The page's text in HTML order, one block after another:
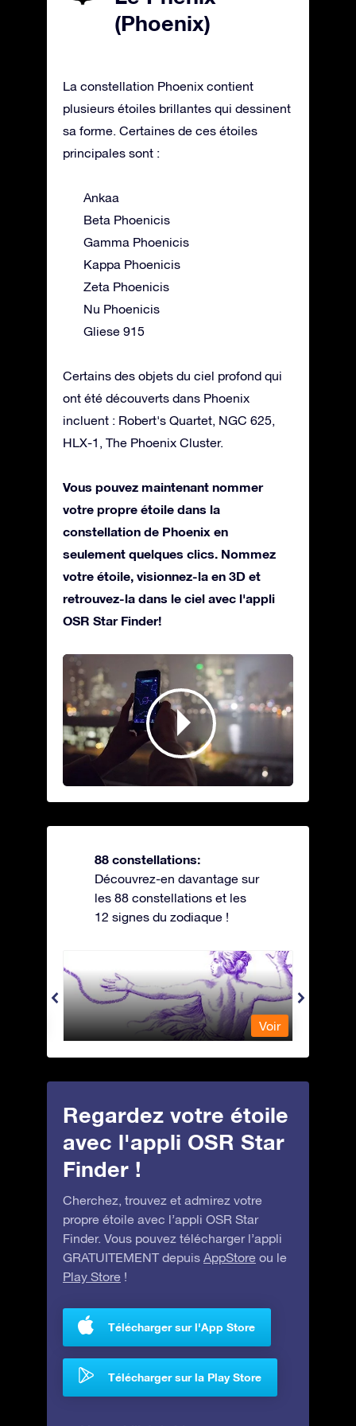
(Phoenix)
La constellation Phoenix contient
plusieurs étoiles brillantes qui dessinent
sa forme. Certaines de ces étoiles
principales sont :
Ankaa
Beta Phoenicis
Gamma Phoenicis
Kappa Phoenicis
Zeta Phoenicis
Nu Phoenicis
Gliese 915
Certains des objets du ciel profond qui
ont été découverts dans Phoenix
incluent : Robert's Quartet, NGC 625,
HLX-1, The Phoenix Cluster.
Vous pouvez maintenant nommer
votre propre étoile dans la
constellation de Phoenix en
seulement quelques clics. Nommez
votre étoile, visionnez-la en 3D et
retrouvez-la dans le ciel avec l'appli
OSR Star Finder!
88 constellations:
Découvrez-en davantage sur
les 88 constellations et les
12 signes du zodiaque !
Andromeda - Andromède
Voir
Regardez votre étoile
avec l'appli OSR Star
Finder !
Cherchez, trouvez et admirez votre
propre étoile avec l’appli OSR Star
Finder. Vous pouvez télécharger l’appli
GRATUITEMENT depuis AppStore ou le
Play Store !
Télécharger sur l'App Store
Télécharger sur la Play Store